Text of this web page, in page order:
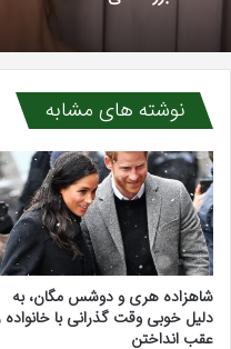
نوشته های مشابه
شاهزاده هری و دوشس مگان، به
دلیل خوبی وقت گذرانی با خانواده
عقب انداختن